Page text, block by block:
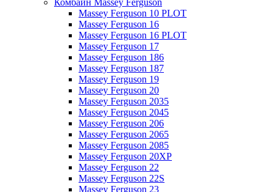
Комбайн Massey Ferguson
Massey Ferguson 10 PLOT
Massey Ferguson 16
Massey Ferguson 16 PLOT
Massey Ferguson 17
Massey Ferguson 186
Massey Ferguson 187
Massey Ferguson 19
Massey Ferguson 20
Massey Ferguson 2035
Massey Ferguson 2045
Massey Ferguson 206
Massey Ferguson 2065
Massey Ferguson 2085
Massey Ferguson 20XP
Massey Ferguson 22
Massey Ferguson 22S
Massey Ferguson 23